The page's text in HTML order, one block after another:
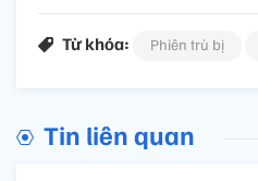
Từ khóa: Phiên trù bị
Tin liên quan